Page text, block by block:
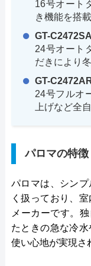
16号オート
き機能を搭
GT-
24号オート
だきにより
GT-
24号フルオ
上げなど全
パロマの特
パロマは、シン
く扱っており、
メーカーです。
たときの急な冷
使い心地が実現さ